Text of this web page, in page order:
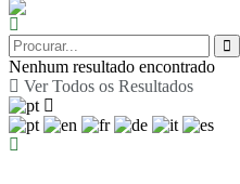
Nenhum resultado encontrado
Ver Todos os Resultados